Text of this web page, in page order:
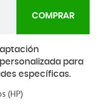
COMPRAR
para
específicas.
(HP)